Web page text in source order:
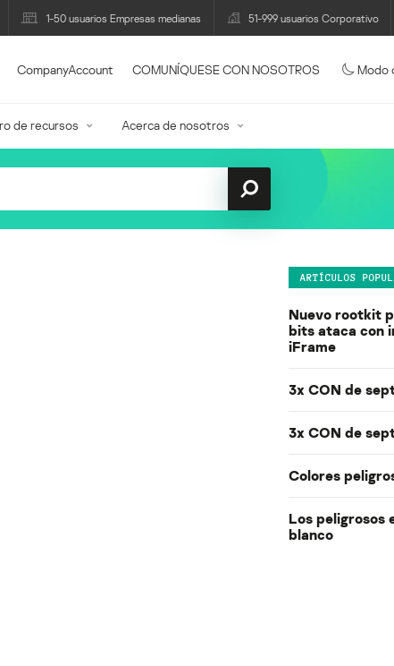
1-50 usuarios Empresas medianas 51-999 usuarios Corporativo
CompanyAccount COMUNÍQUESE CON NOSOTROS Modo
de recursos Acerca de nosotros
ARTÍCULOS
Nuevo rootkit
bits ataca con
iFrame
3x CON de
3x CON de
Colores
Los peligrosos
blanco